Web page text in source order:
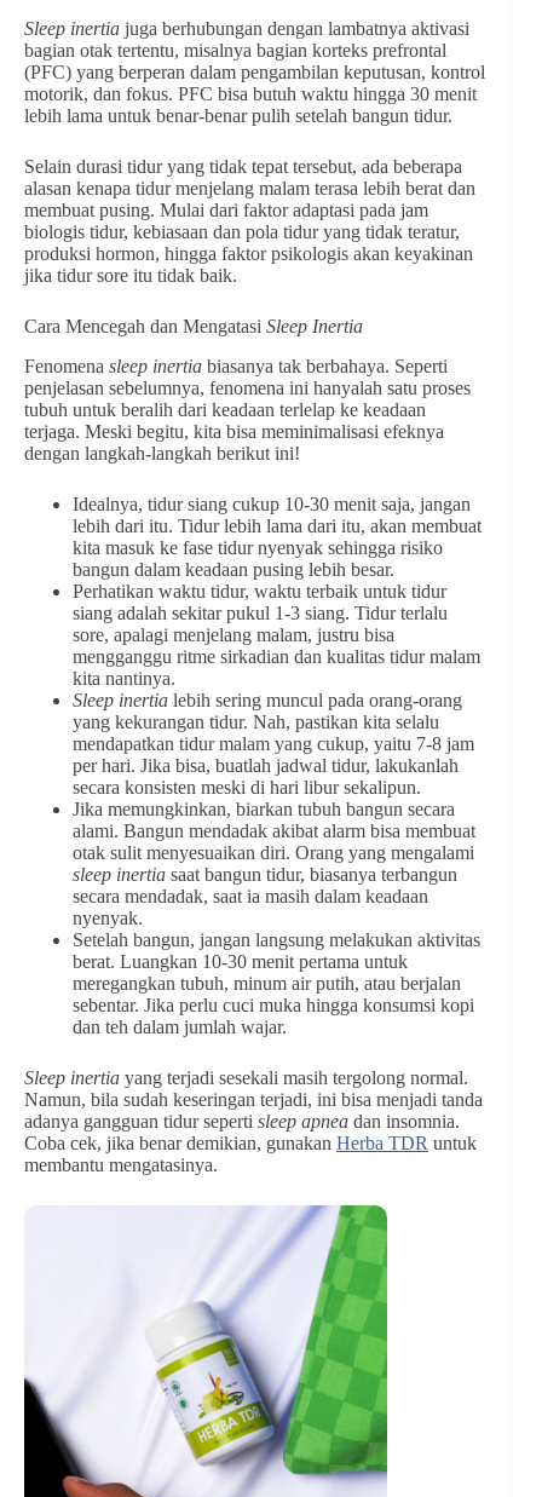
Sleep inertia juga berhubungan dengan lambatnya aktivasi
bagian otak tertentu, misalnya bagian korteks prefrontal
(PFC) yang berperan dalam pengambilan keputusan, kontrol
motorik, dan fokus. PFC bisa butuh waktu hingga 30 menit
lebih lama untuk benar-benar pulih setelah bangun tidur.
Selain durasi tidur yang tidak tepat tersebut, ada beberapa
alasan kenapa tidur menjelang malam terasa lebih berat dan
membuat pusing. Mulai dari faktor adaptasi pada jam
biologis tidur, kebiasaan dan pola tidur yang tidak teratur,
produksi hormon, hingga faktor psikologis akan keyakinan
jika tidur sore itu tidak baik.
Cara Mencegah dan Mengatasi Sleep Inertia
Fenomena sleep inertia biasanya tak berbahaya. Seperti
penjelasan sebelumnya, fenomena ini hanyalah satu proses
tubuh untuk beralih dari keadaan terlelap ke keadaan
terjaga. Meski begitu, kita bisa meminimalisasi efeknya
dengan langkah-langkah berikut ini!
Idealnya, tidur siang cukup 10-30 menit saja, jangan
lebih dari itu. Tidur lebih lama dari itu, akan membuat
kita masuk ke fase tidur nyenyak sehingga risiko
bangun dalam keadaan pusing lebih besar.
Perhatikan waktu tidur, waktu terbaik untuk tidur
siang adalah sekitar pukul 1-3 siang. Tidur terlalu
sore, apalagi menjelang malam, justru bisa
mengganggu ritme sirkadian dan kualitas tidur malam
kita nantinya.
Sleep inertia lebih sering muncul pada orang-orang
yang kekurangan tidur. Nah, pastikan kita selalu
mendapatkan tidur malam yang cukup, yaitu 7-8 jam
per hari. Jika bisa, buatlah jadwal tidur, lakukanlah
secara konsisten meski di hari libur sekalipun.
Jika memungkinkan, biarkan tubuh bangun secara
alami. Bangun mendadak akibat alarm bisa membuat
otak sulit menyesuaikan diri. Orang yang mengalami
sleep inertia saat bangun tidur, biasanya terbangun
secara mendadak, saat ia masih dalam keadaan
nyenyak.
Setelah bangun, jangan langsung melakukan aktivitas
berat. Luangkan 10-30 menit pertama untuk
meregangkan tubuh, minum air putih, atau berjalan
sebentar. Jika perlu cuci muka hingga konsumsi kopi
dan teh dalam jumlah wajar.
Sleep inertia yang terjadi sesekali masih tergolong normal.
Namun, bila sudah keseringan terjadi, ini bisa menjadi tanda
adanya gangguan tidur seperti sleep apnea dan insomnia.
Coba cek, jika benar demikian, gunakan Herba TDR untuk
membantu mengatasinya.